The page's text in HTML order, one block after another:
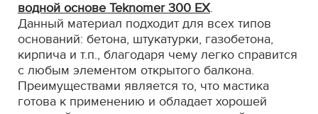
водной основе Teknomer 300 EX.
Данный материал подходит для всех типов
оснований: бетона, штукатурки, газобетона,
кирпича и т.п., благодаря чему легко справится
с любым элементом открытого балкона.
Преимуществами является то, что мастика
готова к применению и обладает хорошей